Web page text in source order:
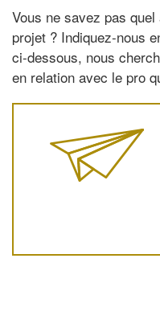
Vous ne savez pas
projet ? Indiquez-nous
ci-dessous, nous
en relation avec le pro